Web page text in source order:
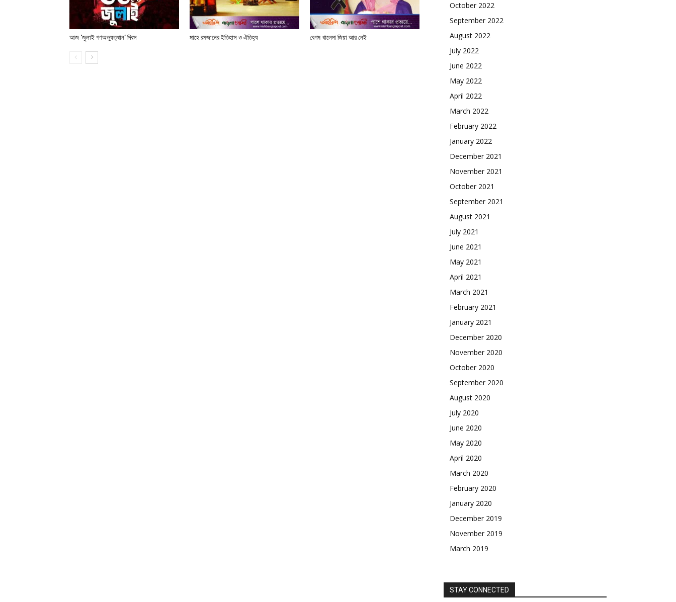
আজ ‘জুলাই গণঅভ্যুত্থান’ দিবস মাহে রমজানের ইতিহাস ও ঐতিহ্য বেগম খালেদা জিয়া আর নেই
October 2022
September 2022
August 2022
July 2022
June 2022
May 2022
April 2022
March 2022
February 2022
January 2022
December 2021
November 2021
October 2021
September 2021
August 2021
July 2021
June 2021
May 2021
April 2021
March 2021
February 2021
January 2021
December 2020
November 2020
October 2020
September 2020
August 2020
July 2020
June 2020
May 2020
April 2020
March 2020
February 2020
January 2020
December 2019
November 2019
March 2019
STAY CONNECTED